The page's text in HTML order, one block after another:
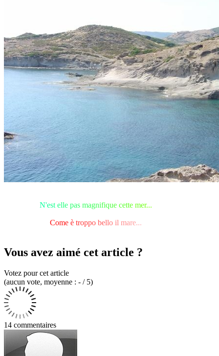
N'est elle pas magnifique cette mer...
Come è troppo bello il mare...
Vous avez aimé cet article ?
Votez pour cet article
(aucun vote, moyenne : - / 5)
14 commentaires